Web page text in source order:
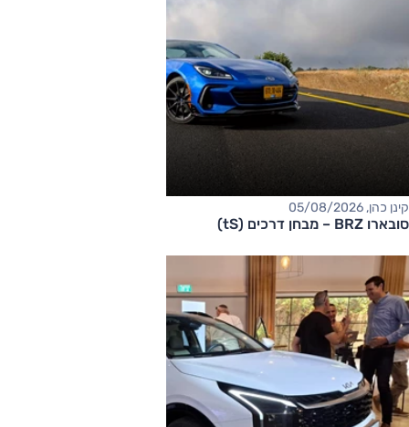
קינן כהן, 05/08/2026
סובארו BRZ – מבחן דרכים (tS)